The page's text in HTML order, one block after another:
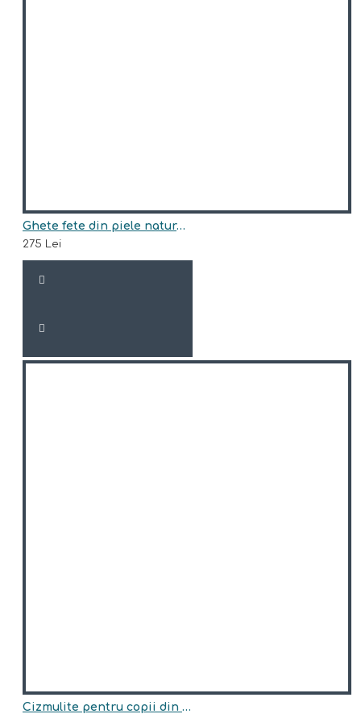
Ghete fete din piele naturala model ARIA
275 Lei
Cizmulite pentru copii din piele naturala,imblanite model ANASTASIA